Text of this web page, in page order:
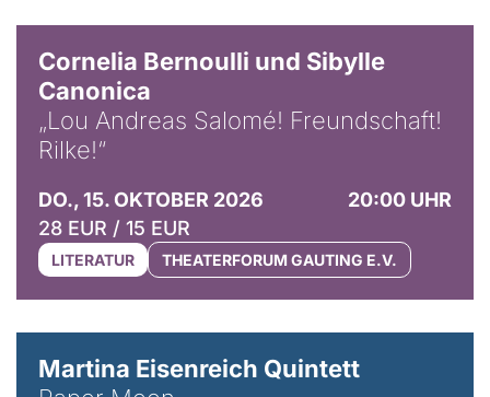
Cornelia Bernoulli und Sibylle
Canonica
„Lou Andreas Salomé! Freundschaft!
Rilke!“
DO., 15. OKTOBER 2026
20:00 UHR
28 EUR / 15 EUR
LITERATUR THEATERFORUM GAUTING E.V.
Martina Eisenreich Quintett